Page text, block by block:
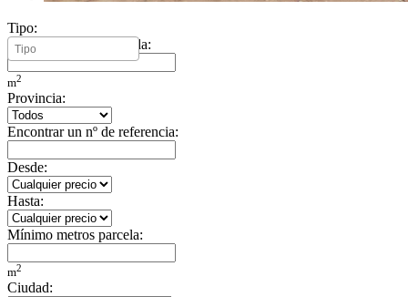
Tipo:
Mínimo metros vivienda:
m2
Provincia:
Encontrar un nº de referencia:
Desde:
Hasta:
Mínimo metros parcela:
m2
Ciudad: